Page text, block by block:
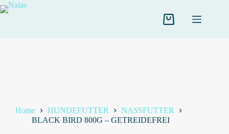
Salta
al
Carrello
Home HUNDEFUTTER
NASSFUTTER
BLACK BIRD 800G – GETREIDEFREI